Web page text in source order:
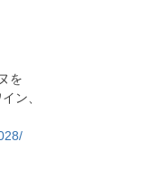
を
ン、